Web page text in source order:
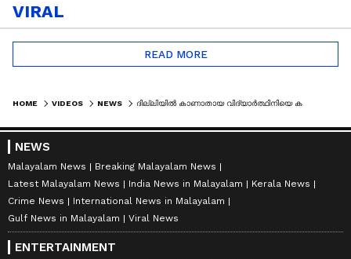
VIRAL
READ MORE
HOME VIDEOS NEWS
NEWS
Malayalam News
Breaking Malayalam News
Latest Malayalam News
India News in Malayalam
Kerala News
Crime News
International News in Malayalam
Gulf News in Malayalam
Viral News
ENTERTAINMENT